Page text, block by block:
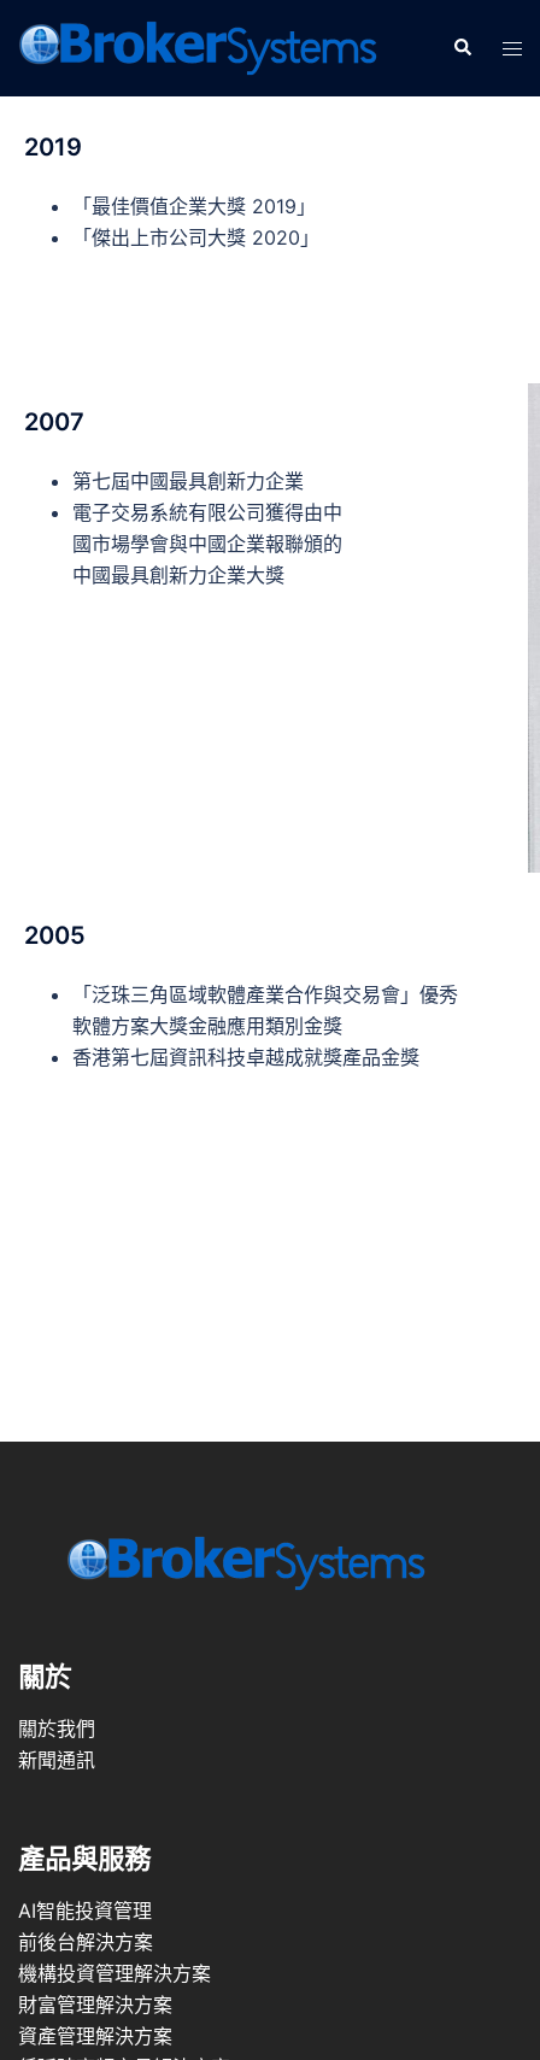
2019
「最佳價值企業大獎 2019」
「傑出上市公司大獎 2020」
2007
第七屆中國最具創新力企業
電子交易系統有限公司獲得由中
國市場學會與中國企業報聯頒的
中國最具創新力企業大獎
2005
「泛珠三角區域軟體產業合作與交易會」優秀
軟體方案大獎金融應用類別金獎
香港第七屆資訊科技卓越成就獎產品金獎
關於
關於我們
新聞通訊
產品與服務
AI智能投資管理
前後台解決方案
機構投資管理解決方案
財富管理解決方案
資產管理解決方案